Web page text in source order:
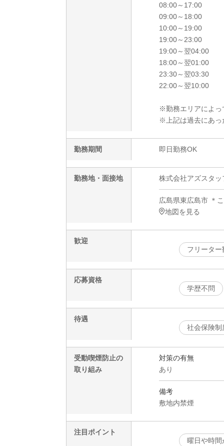
08:00～17:00
09:00～18:00
10:00～19:00
19:00～23:00
19:00～翌04:00
18:00～翌01:00
23:30～翌03:30
22:00～翌10:00
※勤務エリアによっ
※上記は過去にあっ
勤務期間 即日勤務OK
勤務地・面接地 株式会社アズスタッ
広島県東広島市 ＊
地図を見る
歓迎
フリーター
応募資格
学歴不問
待遇
社会保険制
受動喫煙防止の
取り組み
対策の有無
あり
備考
敷地内禁煙
注目ポイント
曜日や時間